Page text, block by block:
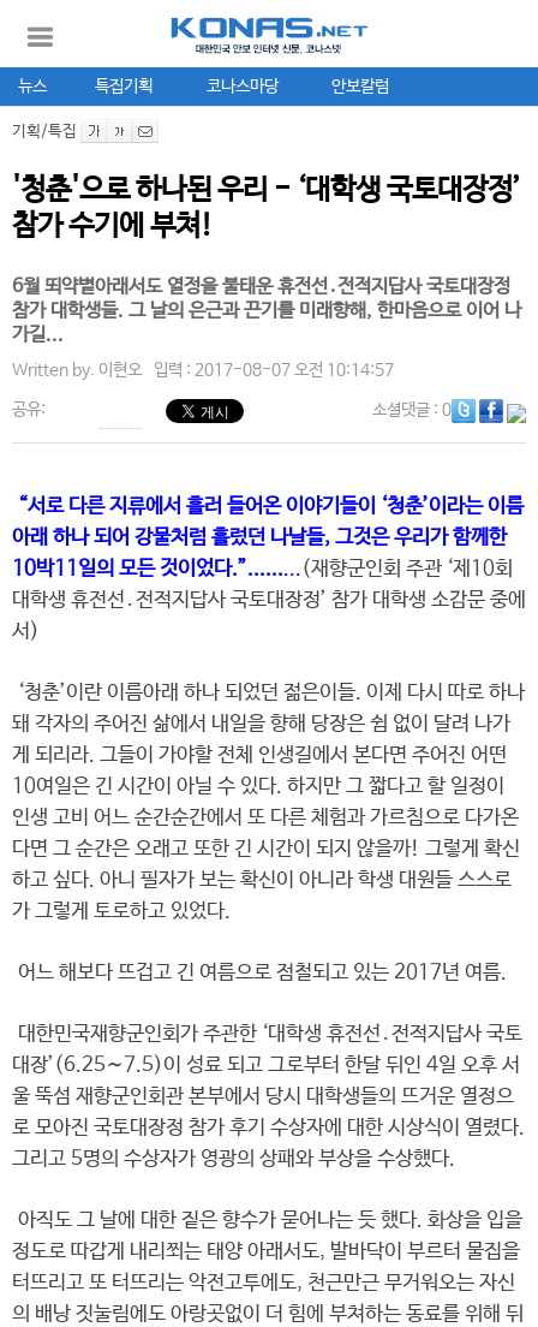
뉴스 특집기획 코나스마당 안보칼럼
기획/특집
'청춘'으로 하나된 우리 - ‘대학생 국토대장정’
참가 수기에 부쳐!
6월 뙤약볕아래서도 열정을 불태운 휴전선․전적지답사 국토대장정
참가 대학생들. 그 날의 은근과 끈기를 미래향해, 한마음으로 이어 나
가길...
Written by. 이현오 입력 : 2017-08-07 오전 10:14:57
공유: 소셜댓글: 0
“서로 다른 지류에서 흘러 들어온 이야기들이 ‘청춘’이라는 이름
아래 하나 되어 강물처럼 흘렀던 나날들, 그것은 우리가 함께한
10박11일의 모든 것이었다.”.........(재향군인회 주관 ‘제10회
대학생 휴전선․전적지답사 국토대장정’ 참가 대학생 소감문 중에
서)
‘청춘’이란 이름아래 하나 되었던 젊은이들. 이제 다시 따로 하나
돼 각자의 주어진 삶에서 내일을 향해 당장은 쉼 없이 달려 나가
게 되리라. 그들이 가야할 전체 인생길에서 본다면 주어진 어떤
10여일은 긴 시간이 아닐 수 있다. 하지만 그 짧다고 할 일정이
인생 고비 어느 순간순간에서 또 다른 체험과 가르침으로 다가온
다면 그 순간은 오래고 또한 긴 시간이 되지 않을까! 그렇게 확신
하고 싶다. 아니 필자가 보는 확신이 아니라 학생 대원들 스스로
가 그렇게 토로하고 있었다.
어느 해보다 뜨겁고 긴 여름으로 점철되고 있는 2017년 여름.
대한민국재향군인회가 주관한 ‘대학생 휴전선․전적지답사 국토
대장’(6.25〜7.5)이 성료 되고 그로부터 한달 뒤인 4일 오후 서
울 뚝섬 재향군인회관 본부에서 당시 대학생들의 뜨거운 열정으
로 모아진 국토대장정 참가 후기 수상자에 대한 시상식이 열렸다.
그리고 5명의 수상자가 영광의 상패와 부상을 수상했다.
아직도 그 날에 대한 짙은 향수가 묻어나는 듯 했다. 화상을 입을
정도로 따갑게 내리쬐는 태양 아래서도, 발바닥이 부르터 물집을
터뜨리고 또 터뜨리는 악전고투에도, 천근만근 무거워오는 자신
의 배낭 짓눌림에도 아랑곳없이 더 힘에 부쳐하는 동료를 위해 뒤